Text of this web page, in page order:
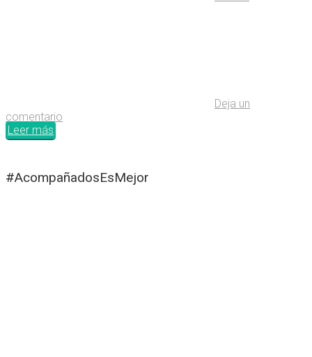
Deja un
comentario
Leer más
#AcompañadosEsMejor